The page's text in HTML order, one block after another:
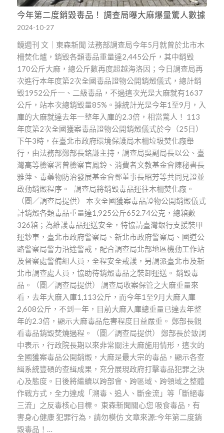
今年第二度銷毀毒品！ 調查局曝大麻爆量驚人數據
2024-10-27
鏡週刊 文｜東森新聞 法務部調查局今年5月就曾於北市木
柵焚化爐，銷毀各類毒品重量達2,445公斤，其中銷毀
170公斤大麻，總公斤數再度超越海洛因；今日調查局再
次進行本年度第2次全國毒品證物公開銷燬儀式，總計銷
毀1952公斤一、二級毒品，不過這次光是大麻就有1637
公斤，站本次總銷毀量85%。據統計光是今年1至9月，入
庫的大麻就達去年一整年入庫的2.3倍，相當驚人！ 113
年度第2次全國獲案毒品證物公開銷燬儀式於今（25日）
下午3時，在臺北市政府環境保護局木柵垃圾焚化廠舉
行，由法務部鄭部長銘謙主持，調查局吳副局長以公、臺
灣高等檢察署曾檢察官鳳鈴、消費者文教基金會陳秘書長
雅萍、毒藥物防治發展基金會鄧董事長昭芳等共同見證並
啟動銷燬程序。 調查局將銷毀毒品運往木柵焚化廠。
（圖／調查局提供） 本次全國獲案毒品證物公開銷燬儀式
計銷燬各類毒品重量達1,925公斤652.74公克，總箱數
326箱；為維護毒品運送安全，特協請臺灣銀行支援裝甲
運鈔車，臺北市政府警察局、新北市政府警察局、國道公
路警察局警力沿途警戒，配合調查局北部地區機動工作站
及督察處警備組人員，全程安全戒護，另調派臺北市及新
北市調查處人員，協助待銷燬毒品之裝卸運送。 銷毀毒
品。（圖／調查局提供） 調查局收案保管之大麻重量來
看，去年大麻入庫1,113公斤，而今年1至9月大麻入庫
2,608公斤，不到一年，目前大麻入庫總重量已達去年整
年的2.3倍，顯示大麻毒品危害程度日益嚴重。 鄭部長觀
看毒品銷毀焚燒過程。（圖／調查局提供） 鄭部長於致詞
中表示，行政院長期以來非常關注大麻施用情形，這次的
全國獲案毒品公開銷燬，大麻是最大宗的毒品，顯示各查
緝系統豐碩的查緝成果，充分展現政府打擊毒品犯罪之決
心及態度。日後將繼續以跨部會、跨區域、跨領域之整體
作戰方式，全力達成「溯毒、追人、斷金流」等「斷絕毒
三流」之反毒核心目標。 東森新聞關心您 吸食毒品，有
害身心健康 犯罪行為，請勿模仿 文章來源:今年第二度銷
毀毒品！…